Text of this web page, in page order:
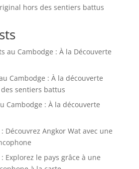
hors des sentiers battus
au Cambodge : À la Découverte
Cambodge : À la découverte
des sentiers battus
Cambodge : À la découverte
Découvrez Angkor Wat avec une
Explorez le pays grâce à une